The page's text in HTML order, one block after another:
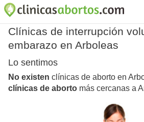
Clínicas de interrupción
embarazo en Arboleas
Lo sentimos
No existen clínicas de aborto en
clínicas de aborto más cercanas a